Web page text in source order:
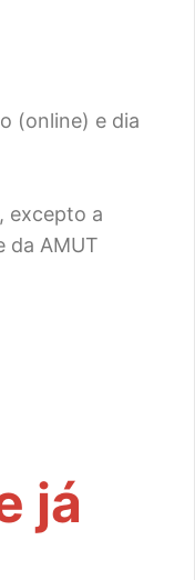
(online) e dia
excepto a
da AMUT
já